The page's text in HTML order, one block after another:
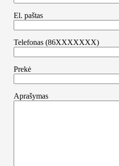
El. paštas
Telefonas (86XXXXXXX)
Prekė
Aprašymas